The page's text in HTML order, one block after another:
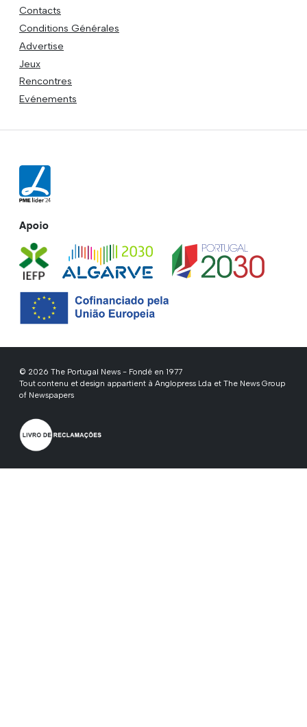
Contacts
Conditions Générales
Advertise
Jeux
Rencontres
Evénements
Apoio
© 2026 The Portugal News - Fondé en 1977
Tout contenu et design appartient à Anglopress Lda et The News Group
of Newspapers